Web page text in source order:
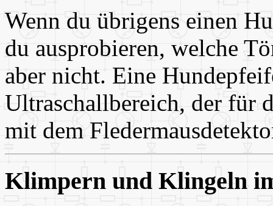
Wenn du übrigens einen
du ausprobieren, welche
aber nicht. Eine
Ultraschallbereich, der für
mit dem
Klimpern und Klingeln